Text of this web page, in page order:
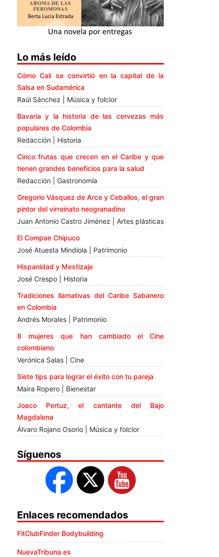
Lo más leído
Cómo Cali se convirtió en la capital de la
Salsa en Sudamérica
Raúl Sánchez | Música y folclor
Bavaria y la historia de las cervezas más
populares de Colombia
Redacción | Historia
Cinco frutas que crecen en el Caribe y que
tienen grandes beneficios para la salud
Redacción | Gastronomía
Gregorio Vásquez de Arce y Ceballos, el gran
pintor del virreinato neogranadino
Juan Antonio Castro Jiménez | Artes plásticas
El Compae Chipuco
José Atuesta Mindiola | Patrimonio
Hispanidad y Mestizaje
José Crespo | Historia
Tradiciones llamativas del Caribe Sabanero
en Colombia
Andrés Morales | Patrimonio
8 mujeres que han cambiado el Cine
colombiano
Verónica Salas | Cine
Siete tips para lograr el éxito con tu pareja
Maira Ropero | Bienestar
Joaco Pertuz, el cantante del Bajo
Magdalena
Álvaro Rojano Osorio | Música y folclor
Síguenos
Enlaces recomendados
FitClubFinder Bodybuilding
NuevaTribuna.es